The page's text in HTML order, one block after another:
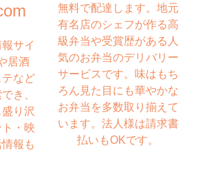
サイ
居酒
など
き、
り沢
・映
報も
無料で配達します。地元
有名店のシェフが作る高
級弁当や受賞歴がある人
気のお弁当のデリバリー
サービスです。味はもち
ろん見た目にも華やかな
お弁当を多数取り揃えて
います。法人様は請求書
払いもOKです。